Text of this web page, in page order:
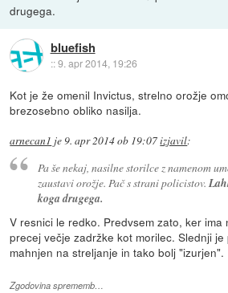
drugega.
bluefish
::9. apr 2014, 19:26
Kot je že omenil Invictus, strelno orožje
brezosebno obliko nasilja.
arnecan1 je9. apr 2014 ob 19:07izjavil:
Pa še nekaj, nasilne storilce z namenom
zaustavi orožje. Pač s strani policistov.
koga drugega.
V resnici le redko. Predvsem zato, ker ima
precej večje zadržke kot morilec. Slednji
mahnjen na streljanje in tako bolj "izurjen".
Zgodovina sprememb…